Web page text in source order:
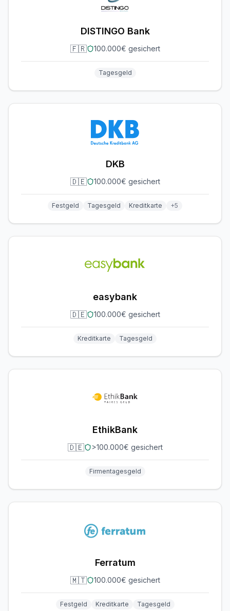
DISTINGO Bank
🇫🇷 100.000€ gesichert
Tagesgeld
DKB
🇩🇪 100.000€ gesichert
Festgeld Tagesgeld Kreditkarte +5
easybank
🇩🇪 100.000€ gesichert
Kreditkarte Tagesgeld
EthikBank
🇩🇪 >100.000€ gesichert
Firmentagesgeld
Ferratum
🇲🇹 100.000€ gesichert
Festgeld Kreditkarte Tagesgeld